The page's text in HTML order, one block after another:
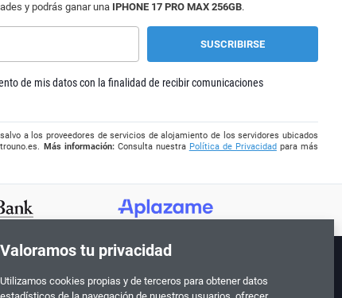
y podrás ganar una IPHONE 17 PRO MAX 256GB.
de mis datos con la finalidad de recibir comunicaciones
a los proveedores de servicios de alojamiento de los servidores ubicados
. Más información:Consulta nuestra Política de Privacidadpara más
¡Síguenos!
Valoramos tu privacidad
Utilizamos cookies propias y de terceros para obtener datos